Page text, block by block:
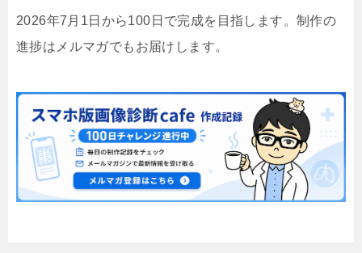
2026年7月1日から100日で完成を目指します。制作の
進捗はメルマガでもお届けします。